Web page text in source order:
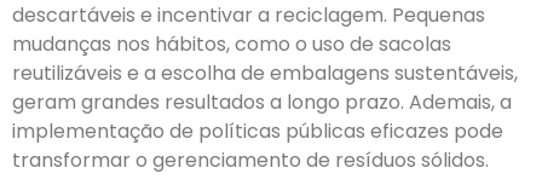
descartáveis e incentivar a reciclagem. Pequenas
mudanças nos hábitos, como o uso de sacolas
reutilizáveis e a escolha de embalagens sustentáveis,
geram grandes resultados a longo prazo. Ademais, a
implementação de políticas públicas eficazes pode
transformar o gerenciamento de resíduos sólidos.